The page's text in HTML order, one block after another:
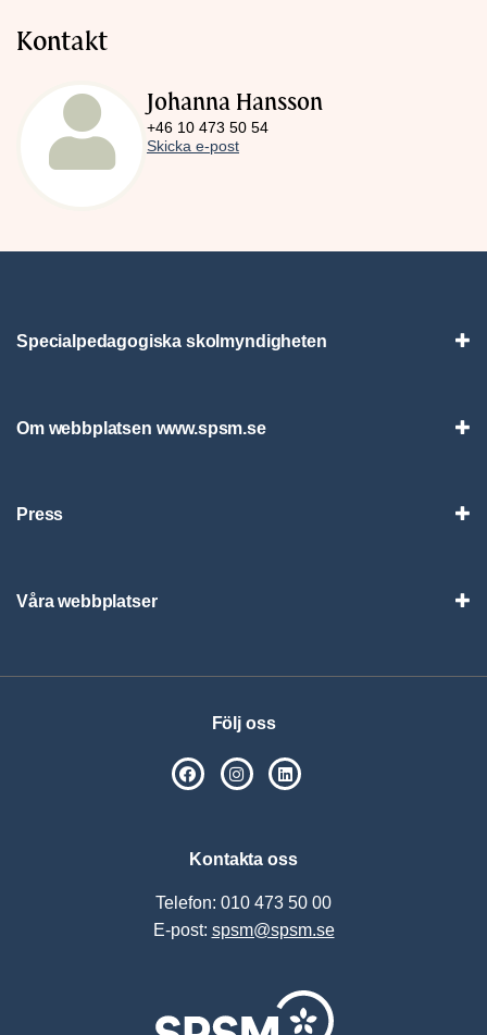
Kontakt
Johanna Hansson
+46 10 473 50 54
Skicka e-post
Specialpedagogiska skolmyndigheten
Om webbplatsen www.spsm.se
Press
Våra webbplatser
Följ oss
SPSM på Facebook
SPSM på Instagram
Kontakta oss
Telefon: 010 473 50 00
E-post: spsm@spsm.se